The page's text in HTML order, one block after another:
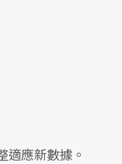
應新數據。